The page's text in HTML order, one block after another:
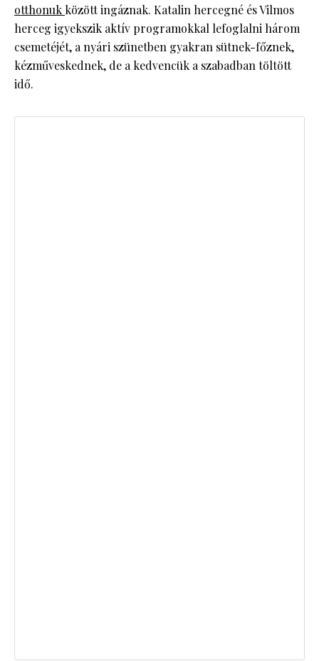
otthonuk között ingáznak. Katalin hercegné és Vilmos
herceg igyekszik aktív programokkal lefoglalni három
csemetéjét, a nyári szünetben gyakran sütnek-főznek,
kézműveskednek, de a kedvencük a szabadban töltött
idő.